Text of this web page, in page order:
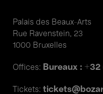
Palais des Beaux-Arts
Rue Ravenstein, 23
1000 Bruxelles
Offices: Bureaux :
Tickets: